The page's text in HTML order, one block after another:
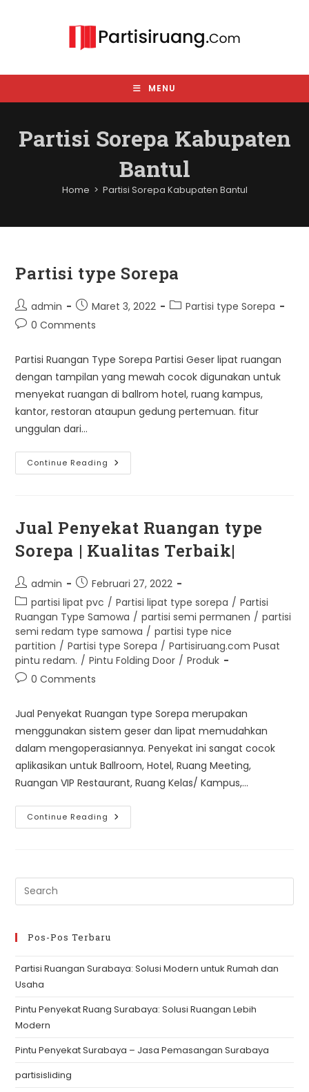
MENU
Partisi Sorepa Kabupaten
Bantul
Home > Partisi Sorepa Kabupaten Bantul
Partisi type Sorepa
Post
author:
admin
Post
published:
Maret 3, 2022
PostPartisi type Sorepa
Post0 Comments
Partisi Ruangan Type Sorepa Partisi Geser lipat ruangan
dengan tampilan yang mewah cocok digunakan untuk
menyekat ruangan di ballrom hotel, ruang kampus,
kantor, restoran ataupun gedung pertemuan. fitur
unggulan dari…
Continue Reading Partisi
Type
Jual Penyekat Ruangan type
Sorepa | Kualitas Terbaik|
Post
author:
admin
Post
published:
Februari 27, 2022
Post
category:
partisi lipat pvc / Partisi lipat type sorepa / Partisi
Ruangan Type Samowa / partisi semi permanen / partisi
semi redam type samowa / partisi type nice
partition / Partisi type Sorepa / Partisiruang.com Pusat
pintu redam. / Pintu Folding Door / Produk
Post0 Comments
Jual Penyekat Ruangan type Sorepa merupakan
menggunakan sistem geser dan lipat memudahkan
dalam mengoperasiannya. Penyekat ini sangat cocok
aplikasikan untuk Ballroom, Hotel, Ruang Meeting,
Ruangan VIP Restaurant, Ruang Kelas/ Kampus,…
Continue Reading Jual
Penyekat
Kualitas
Pos-Pos Terbaru
Partisi Ruangan Surabaya: Solusi Modern untuk Rumah dan
Usaha
Pintu Penyekat Ruang Surabaya: Solusi Ruangan Lebih
Modern
Pintu Penyekat Surabaya – Jasa Pemasangan Surabaya
partisisliding